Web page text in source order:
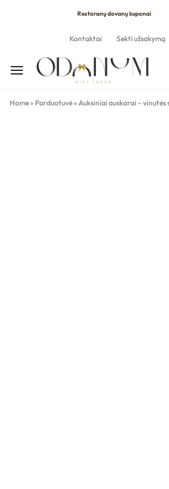
Restoranų dovanų kuponai
Kontaktai Sekti užsakymą
Home» Parduotuvė» Auksiniai auskarai – vinutės